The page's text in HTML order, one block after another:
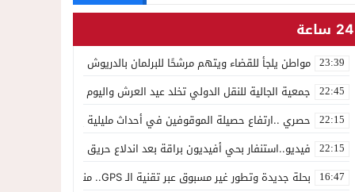
24 ساعة
23:39 مواطن يلجأ للقضاء ويتهم مرشحًا للبرلمان بالدريوش بالاستيلاء على 22 مليون سنتيم
22:45 جمعية الجالية للنقل الدولي تخلد عيد العرش واليوم الوطني للمهاجر
22:15 حصري ..ارتفاع حصيلة الموقوفين في أحداث مليلية إلى 82 شخصًا وتحقيقات تقود إلى متابعات جنائية ثقيلة
22:15 فيديو..استنفار بحي أفيديون براقة بعد اندلاع حريق داخل ضيعة فلاحية
16:47 بحلة جديدة وتطور غير مسبوق عبر تقنية الـ GPS.. منصة “مرحباناظور” تعزز مكانتها كوجهة أولى لسكان إقليمي الناظور والدريوش